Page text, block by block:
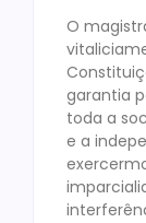
O
garantia
toda a
e a